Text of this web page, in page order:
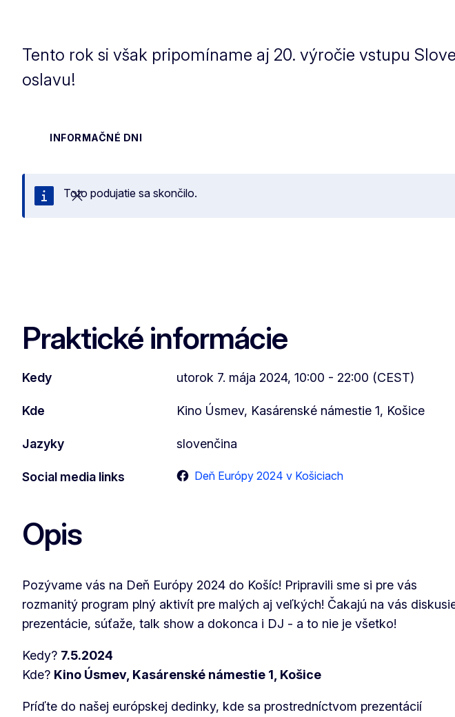
Tento rok si však pripomíname aj 20. výročie vstupu
oslavu!
INFORMAČNÉ DNI
Zatvoriť
Toto podujatie sa skončilo.
Praktické informácie
Kedy utorok 7. mája 2024, 10:00 - 22:00 (CEST)
Kde Kino Úsmev, Kasárenské námestie 1, Košice
Jazyky slovenčina
Social media links Deň Európy 2024 v Košiciach
Opis
Pozývame vás na Deň Európy 2024 do Košíc! Pripravili sme si pre vás
rozmanitý program plný aktivít pre malých aj veľkých! Čakajú na vás
prezentácie, súťaže, talk show a dokonca i DJ - a to nie je všetko!
Kedy? 7.5.2024
Kde? Kino Úsmev, Kasárenské námestie 1, Košice
Príďte do našej európskej dedinky, kde sa prostredníctvom prezentácií